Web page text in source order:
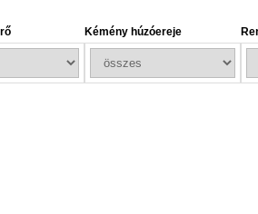
és hatékony választás minden
Kémény húzóereje